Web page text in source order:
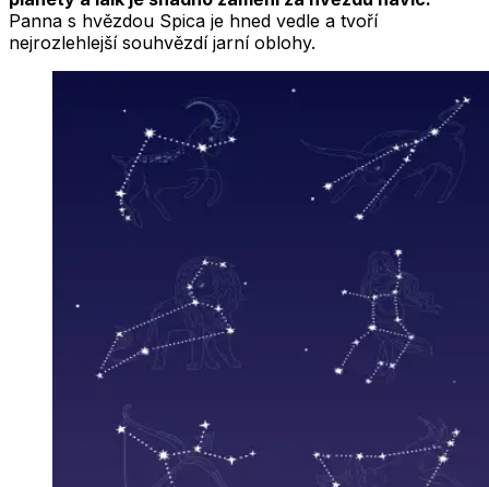
Panna s hvězdou Spica je hned vedle a tvoří
nejrozlehlejší souhvězdí jarní oblohy.